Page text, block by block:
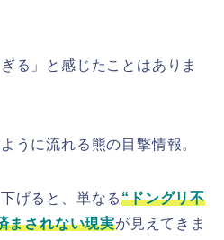
る」と感じたことはありま
うに流れる熊の目撃情報。
げると、単なる“ドングリ不
まされない現実が見えてきま